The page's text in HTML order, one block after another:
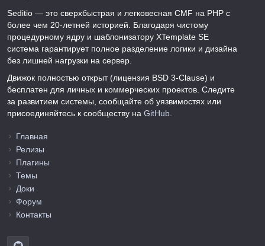
Seditio — это сверхбыстрая и легковесная CMF на PHP с
более чем 20-летней историей. Благодаря чистому
процедурному ядру и шаблонизатору XTemplate SE
система гарантирует полное разделение логики и дизайна
без лишней нагрузки на сервер.
Движок полностью открыт (лицензия BSD 3-Clause) и
бесплатен для личных и коммерческих проектов. Следите
за развитием системы, сообщайте об уязвимостях или
присоединяйтесь к сообществу на GitHub
Главная
Релизы
Плагины
Темы
Доки
Форум
Контакты